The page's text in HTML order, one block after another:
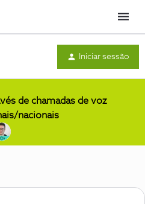
Menu
Iniciar sessão
de chamadas de voz
nacionais